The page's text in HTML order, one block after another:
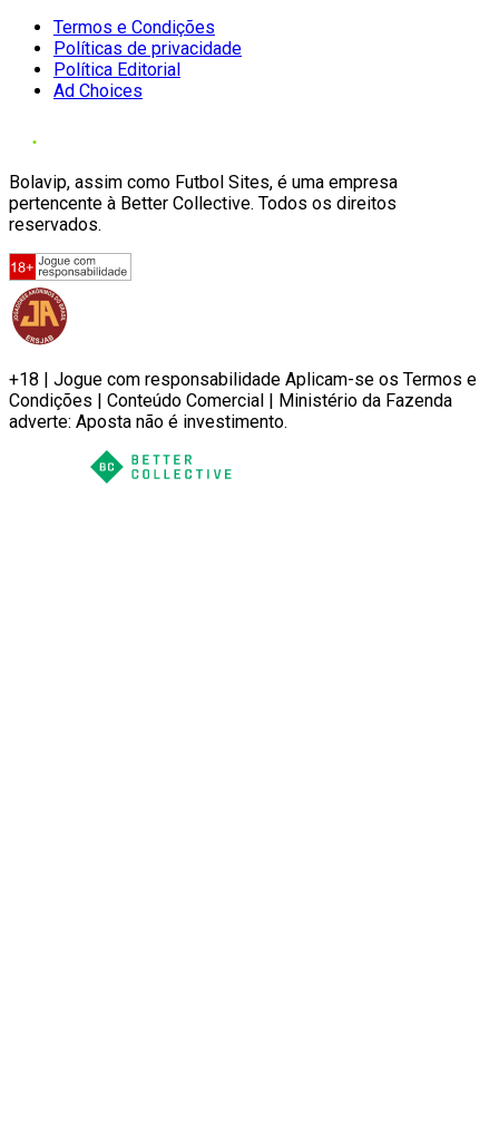
Termos e Condições
Políticas de privacidade
Política Editorial
Ad Choices
Bolavip, assim como Futbol Sites, é uma empresa
pertencente à Better Collective. Todos os direitos
reservados.
+18 | Jogue com responsabilidade Aplicam-se os Termos e
Condições | Conteúdo Comercial | Ministério da Fazenda
adverte: Aposta não é investimento.